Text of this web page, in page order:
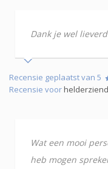
Dank je wel
Recensie geplaatst van 5
Recensie voor
Wat een mooi
heb mogen